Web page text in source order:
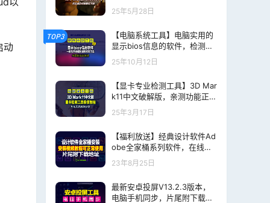
动
线观看+网盘下载，每周更新
最新出品大片
25年5月28日
TOP3
【电脑系统工具】电脑实用的
显示bios信息的软件，检测U
盘快捷启动键
25年10月12日
【显卡专业检测工具】3D Mar
k11中文破解版，亲测功能正
常，片尾附分享地址下载，低
调使用哈！
25年3月17日
【福利放送】经典设计软件Ad
obe全家桶系列软件，在线视
频安装教程及下载地址！
23年8月25日
最新安卓投屏V13.2.3版本，
电脑手机同步，片尾附下载地